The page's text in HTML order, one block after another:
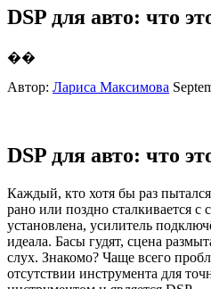
DSP для авто: что
��
Автор: Лариса Максимова
DSP для авто: что
Каждый, кто хотя бы раз
рано или поздно сталкивается с
установлена, усилитель
идеала. Басы гудят, сцена
слух. Знакомо? Чаще всего
отсутствии инструмента для